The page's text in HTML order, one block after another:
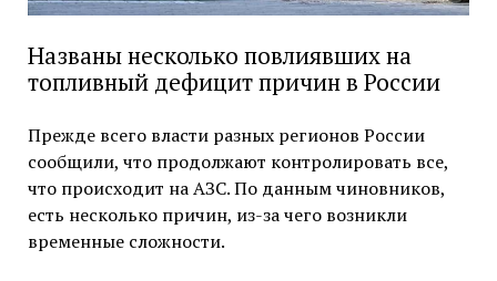
Названы несколько повлиявших на
топливный дефицит причин в России
Прежде всего власти разных регионов России
сообщили, что продолжают контролировать все,
что происходит на АЗС. По данным чиновников,
есть несколько причин, из-за чего возникли
временные сложности.